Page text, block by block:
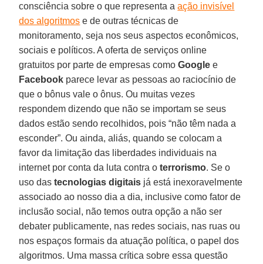
consciência sobre o que representa aação invisível
dos algoritmos e de outras técnicas de
monitoramento, seja nos seus aspectos econômicos,
sociais e políticos. A oferta de serviços online
gratuitos por parte de empresas comoGoogle e
Facebook parece levar as pessoas ao raciocínio de
que o bônus vale o ônus. Ou muitas vezes
respondem dizendo que não se importam se seus
dados estão sendo recolhidos, pois “não têm nada a
esconder”. Ou ainda, aliás, quando se colocam a
favor da limitação das liberdades individuais na
internet por conta da luta contra oterrorismo. Se o
uso dastecnologias digitais já está inexoravelmente
associado ao nosso dia a dia, inclusive como fator de
inclusão social, não temos outra opção a não ser
debater publicamente, nas redes sociais, nas ruas ou
nos espaços formais da atuação política, o papel dos
algoritmos. Uma massa crítica sobre essa questão